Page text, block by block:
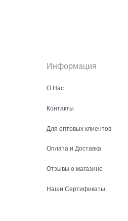
Информация
О Нас
Контакты
Для оптовых клиентов
Оплата и Доставка
Отзывы о магазине
Наши Сертификаты